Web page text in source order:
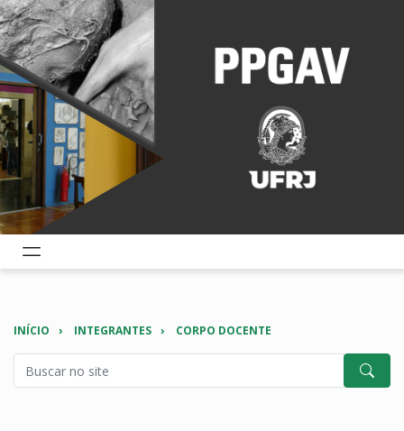
INÍCIO INTEGRANTES CORPO DOCENTE